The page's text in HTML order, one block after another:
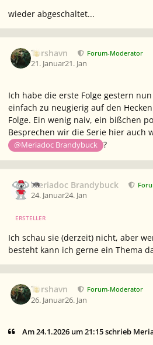
wieder abgeschaltet...
Torshavn Forum-Moderator
21. Januar21. Jan
Ich habe die erste Folge gestern
einfach zu neugierig auf den
Folge. Ein wenig naiv, ein bißchen
Besprechen wir die Serie hier auch
@Meriadoc Brandybuck ?
Meriadoc Brandybuck
24. Januar24. Jan
ERSTELLER
Ich schau sie (derzeit) nicht, aber
besteht kann ich gerne ein Thema
Torshavn Forum-Moderator
26. Januar26. Jan
Am 24.1.2026 um 21:15 schrieb